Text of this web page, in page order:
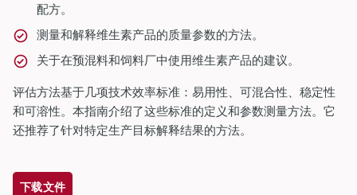
配方。
测量和解释维生素产品的质量参数的方法。
关于在预混料和饲料厂中使用维生素产品的建议。
评估方法基于几项技术效率标准：易用性、可混合性、稳定性
和可溶性。本指南介绍了这些标准的定义和参数测量方法。它
还推荐了针对特定生产目标解释结果的方法。
下载文件